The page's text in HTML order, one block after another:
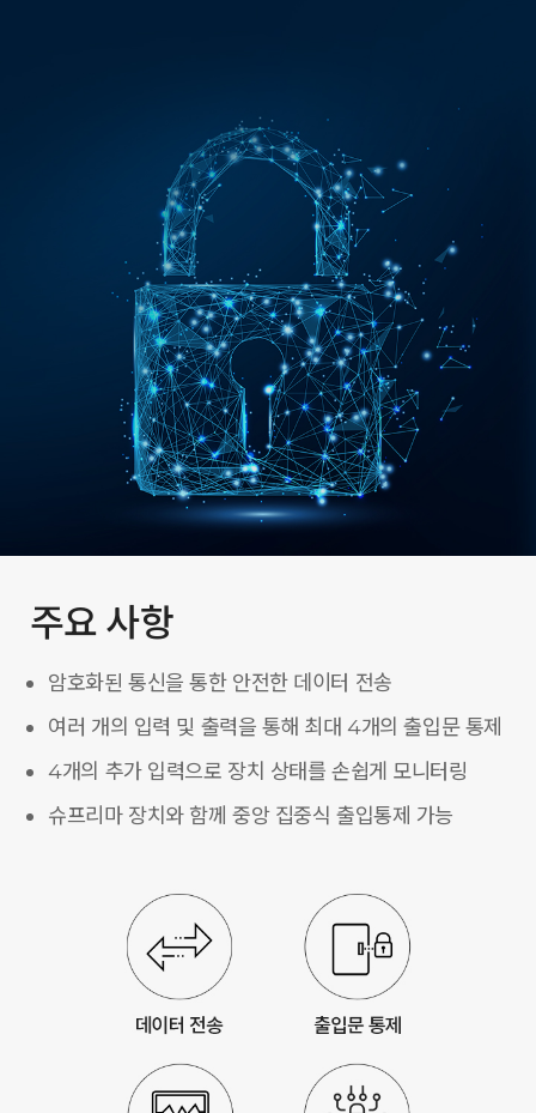
주요 사항
암호화된 통신을 통한 안전한 데이터 전송
여러 개의 입력 및 출력을 통해 최대 4개의 출입문 통제
4개의 추가 입력으로 장치 상태를 손쉽게 모니터링
슈프리마 장치와 함께 중앙 집중식 출입통제 가능